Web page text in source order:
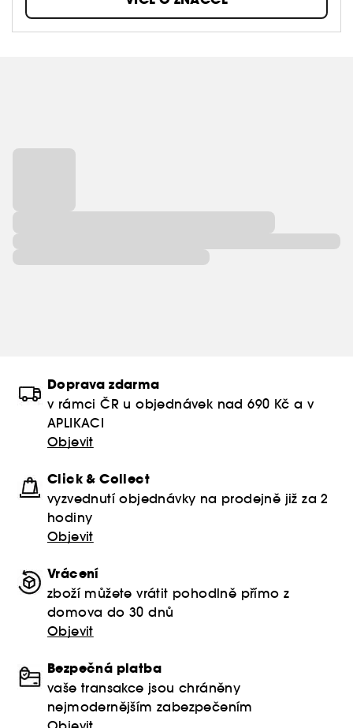
přemrštěné ceny, což spotřebitele mate. The
Ordinary nabízí „Integrované klinické přípravky“..
Doprava zdarma
v rámci ČR u objednávek nad 690 Kč a v
APLIKACI
Objevit
Click & Collect
vyzvednutí objednávky na prodejně již za 2
hodiny
Objevit
Vrácení
zboží můžete vrátit pohodlně přímo z
domova do 30 dnů
Objevit
Bezpečná platba
vaše transakce jsou chráněny
nejmodernějším zabezpečením